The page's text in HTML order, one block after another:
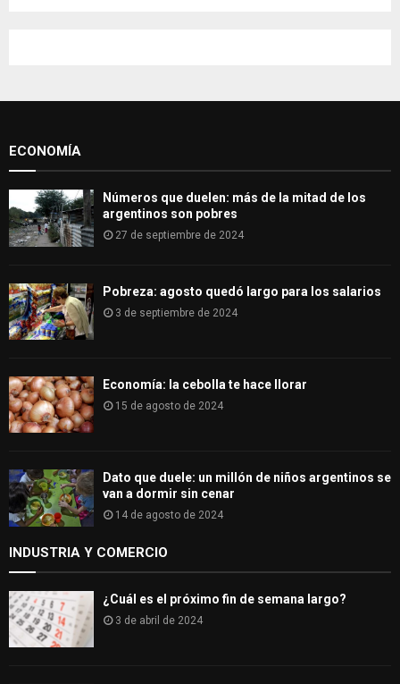
o
H
ECONOMÍA
Números que duelen: más de la mitad de los
argentinos son pobres
27 de septiembre de 2024
Pobreza: agosto quedó largo para los salarios
3 de septiembre de 2024
Economía: la cebolla te hace llorar
15 de agosto de 2024
Dato que duele: un millón de niños argentinos se
van a dormir sin cenar
14 de agosto de 2024
INDUSTRIA Y COMERCIO
¿Cuál es el próximo fin de semana largo?
3 de abril de 2024